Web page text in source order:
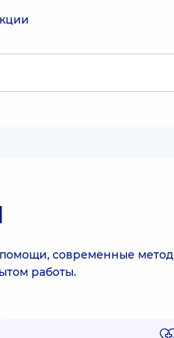
современные
работы.